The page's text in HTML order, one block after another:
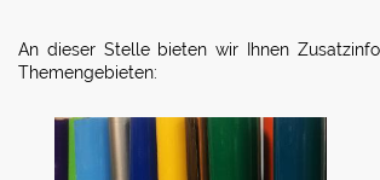
An dieser Stelle bieten wir Ihnen
Themengebieten: